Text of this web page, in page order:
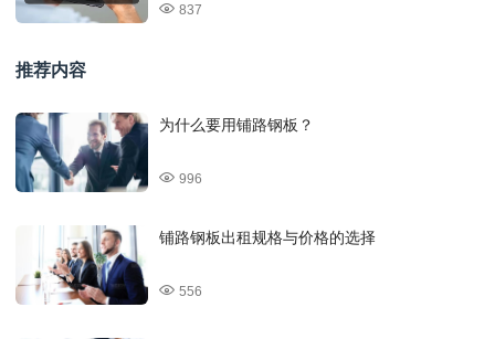
837
推荐内容
为什么要用铺路钢板？
996
铺路钢板出租规格与价格的选择
556